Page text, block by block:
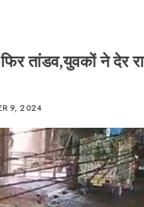
तांडव,युवकों ने देर
9, 2024